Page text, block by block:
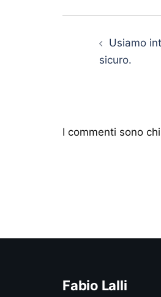
Usiamo
sicuro.
I commenti sono
Fabio Lalli